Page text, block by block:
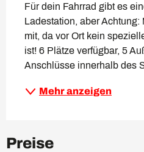
Für dein Fahrrad gibt es
Ladestation, aber
mit, da vor Ort kein
ist! 6 Plätze verfügbar, 5
Anschlüsse innerhalb des
Mehr anzeigen
Preise